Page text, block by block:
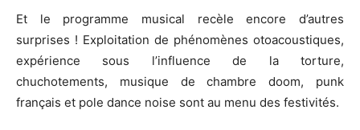
Et le programme musical recèle encore d’autres
surprises ! Exploitation de phénomènes otoacoustiques,
expérience sous l’influence de la torture,
chuchotements, musique de chambre doom, punk
français et pole dance noise sont au menu des festivités.